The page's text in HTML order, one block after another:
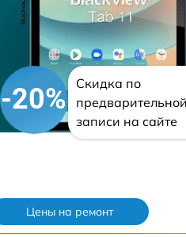
-20%
Скидка по
предварительной
записи на сайте
Цены на ремонт